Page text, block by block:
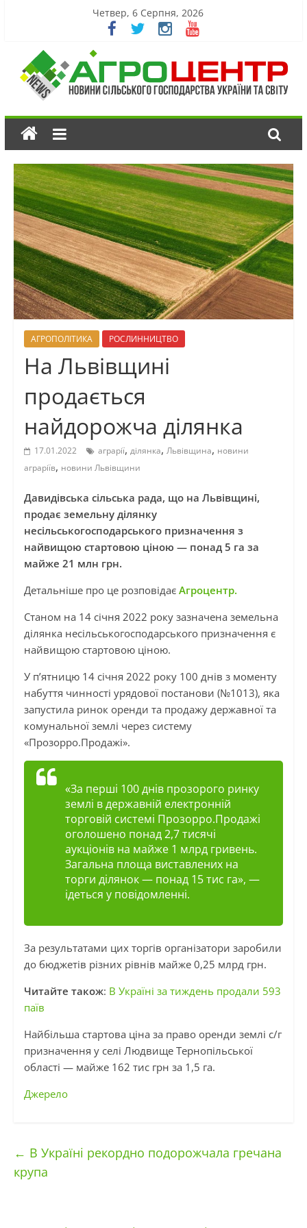
Четвер, 6 Серпня, 2026
АГРОПОЛІТИКА РОСЛИННИЦТВО
На Львівщині
продається
найдорожча ділянка
17.01.2022 аграрії, ділянка, Львівщина, новини
аграріїв, новини Львівщини
Давидівська сільська рада, що на Львівщині,
продає земельну ділянку
несільськогосподарського призначення з
найвищою стартовою ціною — понад 5 га за
майже 21 млн грн.
Детальніше про це розповідає Агроцентр.
Станом на 14 січня 2022 року зазначена земельна
ділянка несільськогосподарського призначення є
найвищою стартовою ціною.
У п’ятницю 14 січня 2022 року 100 днів з моменту
набуття чинності урядової постанови (№1013), яка
запустила ринок оренди та продажу державної та
комунальної землі через систему
«Прозорро.Продажі».
«За перші 100 днів прозорого ринку
землі в державній електронній
торговій системі Прозорро.Продажі
оголошено понад 2,7 тисячі
аукціонів на майже 1 млрд гривень.
Загальна площа виставлених на
торги ділянок — понад 15 тис га», —
ідеться у повідомленні.
За результатами цих торгів організатори заробили
до бюджетів різних рівнів майже 0,25 млрд грн.
Читайте також: В Україні за тиждень продали 593
паїв
Найбільша стартова ціна за право оренди землі с/г
призначення у селі Людвище Тернопільської
області — майже 162 тис грн за 1,5 га.
Джерело
← В Україні рекордно подорожчала гречана
крупа